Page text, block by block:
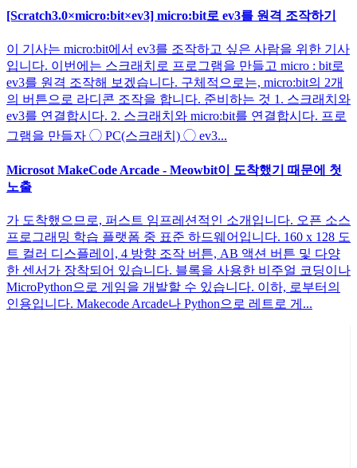
[Scratch3.0×micro:bit×ev3] micro:bit로 ev3를 원격 조작하기
이 기사는 micro:bit에서 ev3를 조작하고 싶은 사람을 위한 기사
입니다. 이번에는 스크래치로 프로그램을 만들고 micro : bit로
ev3를 원격 조작해 보겠습니다. 구체적으로는, micro:bit의 2개
의 버튼으로 라디콘 조작을 합니다. 준비하는 것 1. 스크래치와
ev3를 연결합시다. 2. 스크래치와 micro:bit를 연결합시다. 프로
그램을 만들자 ◯ PC(스크래치) ◯ ev3...
Microsot MakeCode Arcade - Meowbit이 도착했기 때문에 첫
노출
가 도착했으므로, 퍼스트 임프레션적인 소개입니다. 오픈 소스
프로그래밍 학습 플랫폼 중 표준 하드웨어입니다. 160 x 128 도
트 컬러 디스플레이, 4 방향 조작 버튼, AB 액션 버튼 및 다양
한 센서가 장착되어 있습니다. 블록을 사용한 비주얼 코딩이나
MicroPython으로 게임을 개발할 수 있습니다. 이하, 로부터의
인용입니다. Makecode Arcade나 Python으로 레트로 게...